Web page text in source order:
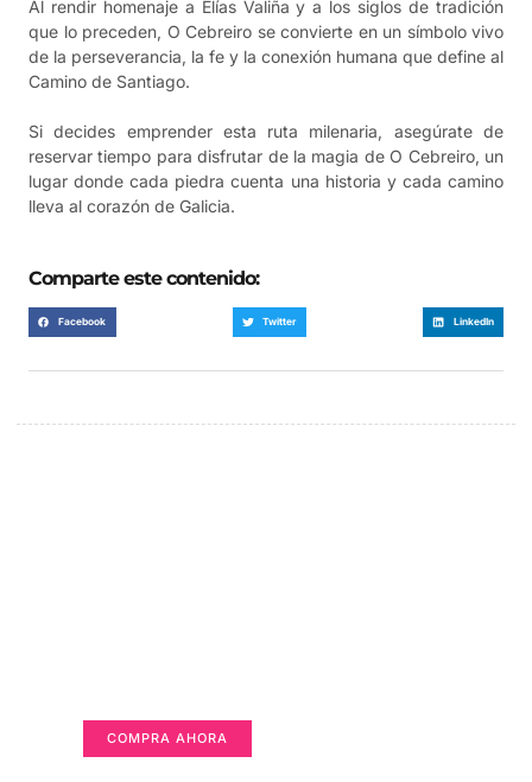
Al rendir homenaje a Elías Valiña y a los siglos de tradición
que lo preceden, O Cebreiro se convierte en un símbolo vivo
de la perseverancia, la fe y la conexión humana que define al
Camino de Santiago.
Si decides emprender esta ruta milenaria, asegúrate de
reservar tiempo para disfrutar de la magia de O Cebreiro, un
lugar donde cada piedra cuenta una historia y cada camino
lleva al corazón de Galicia.
Comparte este contenido:
Facebook Twitter LinkedIn
COMPRA AHORA